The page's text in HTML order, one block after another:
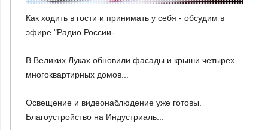
Как ходить в гости и принимать у себя - обсудим в
эфире "Радио России-...
В Великих Луках обновили фасады и крыши четырех
многоквартирных домов...
Освещение и видеонаблюдение уже готовы.
Благоустройство на Индустриаль...